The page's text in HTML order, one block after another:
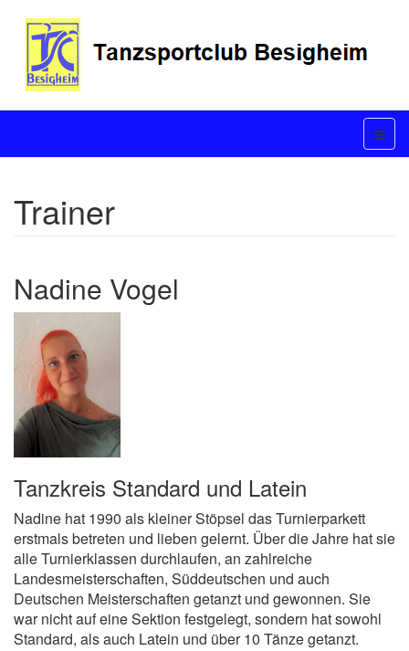
Trainer
Nadine Vogel
Tanzkreis Standard und Latein
Nadine hat 1990 als kleiner Stöpsel das Turnierparkett
erstmals betreten und lieben gelernt. Über die Jahre hat sie
alle Turnierklassen durchlaufen, an zahlreiche
Landesmeisterschaften, Süddeutschen und auch
Deutschen Meisterschaften getanzt und gewonnen. Sie
war nicht auf eine Sektion festgelegt, sondern hat sowohl
Standard, als auch Latein und über 10 Tänze getanzt.